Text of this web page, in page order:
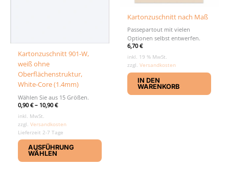
Kartonzuschnitt 901-W,
weiß ohne
Oberflächenstruktur,
White-Core (1.4mm)
Wählen Sie aus 15 Größen.
0,90€– 10,90€
inkl. MwSt.
zzgl.Versandkosten
Lieferzeit 2-7 Tage
AUSFÜHRUNG
WÄHLEN
Dieses
weist
Kartonzuschnitt nach Maß
Passepartout mit vielen
Optionen selbst entwerfen.
6,70€
inkl. 19 % MwSt.
zzgl.Versandkosten
IN DEN
WARENKORB